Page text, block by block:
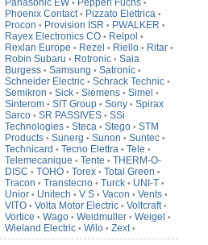
Panasonic EW • Pepperl Fuchs •
Phoenix Contact • Pizzato Elettrica •
Procon • Provision ISR • PWALKER •
Rayex Electronics CO • Relpol •
Rexlan Europe • Rezel • Riello • Ritar •
Robin Subaru • Rotronic • Saia
Burgess • Samsung • Satronic •
Schneider Electric • Schrack Technic •
Semikron • Sick • Siemens • Simel •
Sinterom • SIT Group • Sony • Spirax
Sarco • SR PASSIVES • SSi
Technologies • Steca • Stego • STM
Products • Sunerg • Sunon • Suntec •
Technicard • Tecno Elettra • Tele •
Telemecanique • Tente • THERM-O-
DISC • TOHO • Torex • Total Green •
Tracon • Transtecno • Turck • UNI-T •
Unior • Unitech • V S • Vacon • Vents •
VITO • Volta Motor Electric • Voltcraft •
Vortice • Wago • Weidmuller • Weigel •
Wieland Electric • Wilo • Zext •